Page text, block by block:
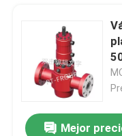
Mejor